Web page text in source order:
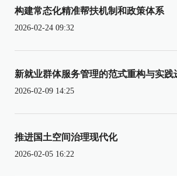
构建常态化精准帮扶机制和政策体系
2026-02-24 09:32
新就业群体服务管理的范式重构与实践
2026-02-09 14:25
推进国土空间治理现代化
2026-02-05 16:22